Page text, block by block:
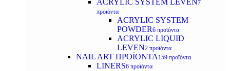
ACRYLIC SYSTEM LEVEN7
προϊόντα
ACRYLIC SYSTEM
POWDER6 προϊόντα
ACRYLIC LIQUID
LEVEN2 προϊόντα
NAIL ART ΠΡΟΪΟΝΤΑ 159 προϊόντα
LINERS6 προϊόντα